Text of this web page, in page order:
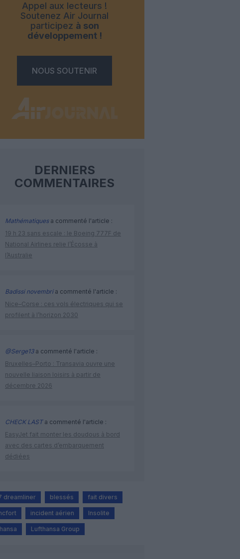
Appel aux lecteurs !
Soutenez Air Journal
participez à son
développement !
NOUS SOUTENIR
DERNIERS
COMMENTAIRES
Mathématiquesa commenté l'article :
19 h 23 sans escale : le Boeing 777F de
National Airlines relie l’Écosse à
l’Australie
Badissi novembria commenté l'article :
Nice–Corse : ces vols électriques qui se
profilent à l’horizon 2030
@Serge13a commenté l'article :
Bruxelles–Porto : Transavia ouvre une
nouvelle liaison loisirs à partir de
décembre 2026
CHECK LASTa commenté l'article :
EasyJet fait monter les doudous à bord
avec des cartes d’embarquement
dédiées
dreamliner blessés fait divers
incident aérien Insolite
Lufthansa Group